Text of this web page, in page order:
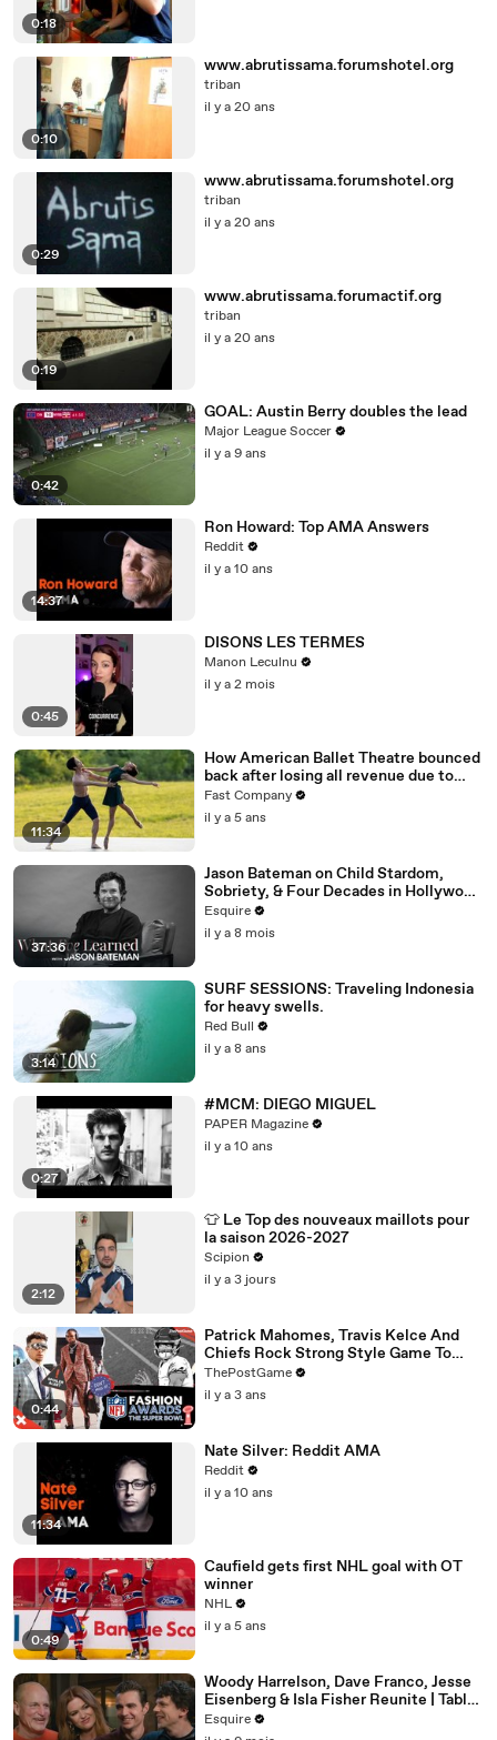
0:18
0:10
www.abrutissama.forumshotel.org
triban
il y a 20 ans
0:29
www.abrutissama.forumshotel.org
triban
il y a 20 ans
0:19
www.abrutissama.forumactif.org
triban
il y a 20 ans
0:42
GOAL: Austin Berry doubles the lead
Major League Soccer
il y a 9 ans
14:37
Ron Howard: Top AMA Answers
Reddit
il y a 10 ans
0:45
DISONS LES TERMES
Manon Leculnu
il y a 2 mois
11:34
How American Ballet Theatre bounced
back after losing all revenue due to
COVID
Fast Company
il y a 5 ans
37:36
Jason Bateman on Child Stardom,
Sobriety, & Four Decades in Hollywood
| What I’ve Learned | Esquire
Esquire
il y a 8 mois
3:14
SURF SESSIONS: Traveling Indonesia
for heavy swells.
Red Bull
il y a 8 ans
0:27
#MCM: DIEGO MIGUEL
PAPER Magazine
il y a 10 ans
2:12
👕 Le Top des nouveaux maillots pour
la saison 2026-2027
Scipion
il y a 3 jours
0:44
Patrick Mahomes, Travis Kelce And
Chiefs Rock Strong Style Game To
Super Bowl LVII
ThePostGame
il y a 3 ans
11:34
Nate Silver: Reddit AMA
Reddit
il y a 10 ans
0:49
Caufield gets first NHL goal with OT
winner
NHL
il y a 5 ans
Woody Harrelson, Dave Franco, Jesse
Eisenberg & Isla Fisher Reunite | Table
Read | Esquire
Esquire